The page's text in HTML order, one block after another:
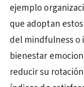
ejemplo
que adoptan
del mindfulness o
bienestar
reducir su